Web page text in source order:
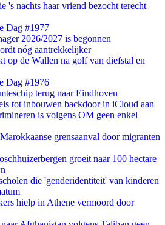
's nachts haar vriend bezocht terecht
Dag #1977
2026/2027 is begonnen
nóg aantrekkelijker
op de Wallen na golf van diefstal en
Dag #1976
terug naar Eindhoven
tot inbouwen backdoor in iCloud aan
is volgens OM geen enkel
grensaanval door migranten
groeit naar 100 hectare
die 'genderidentiteit' van kinderen
hielp in Athene vermoord door